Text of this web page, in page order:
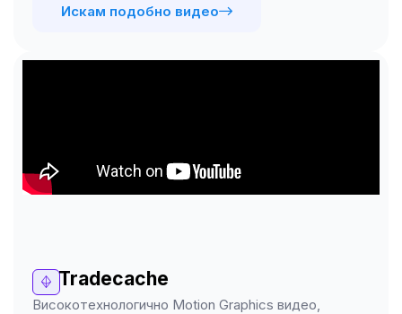
Искам подобно видео
Tradecache
Високотехнологично Motion Graphics видео,